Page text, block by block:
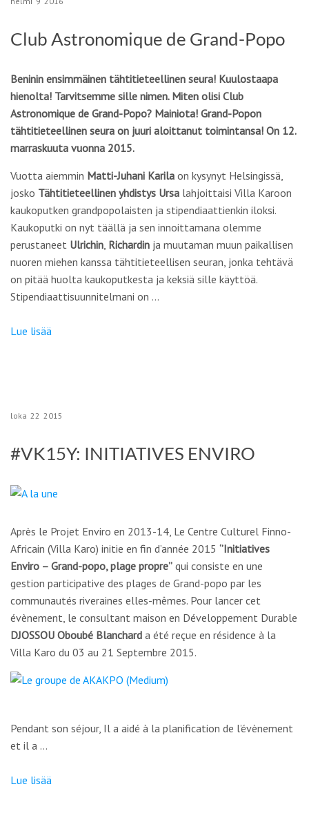
Club Astronomique de Grand-Popo
Beninin ensimmäinen tähtitieteellinen seura! Kuulostaapa
hienolta! Tarvitsemme sille nimen. Miten olisi Club
Astronomique de Grand-Popo? Mainiota! Grand-Popon
tähtitieteellinen seura on juuri aloittanut toimintansa! On 12.
marraskuuta vuonna 2015.
Vuotta aiemmin Matti-Juhani Karila on kysynyt Helsingissä,
josko Tähtitieteellinen yhdistys Ursa lahjoittaisi Villa Karoon
kaukoputken grandpopolaisten ja stipendiaattienkin iloksi.
Kaukoputki on nyt täällä ja sen innoittamana olemme
perustaneet Ulrichin, Richardin ja muutaman muun paikallisen
nuoren miehen kanssa tähtitieteellisen seuran, jonka tehtävä
on pitää huolta kaukoputkesta ja keksiä sille käyttöä.
Stipendiaattisuunnitelmani on …
Lue lisää
loka 22 2015
#VK15Y: INITIATIVES ENVIRO
Après le Projet Enviro en 2013-14, Le Centre Culturel Finno-
Africain (Villa Karo) initie en fin d’année 2015 ‘’Initiatives
Enviro – Grand-popo, plage propre’’ qui consiste en une
gestion participative des plages de Grand-popo par les
communautés riveraines elles-mêmes. Pour lancer cet
évènement, le consultant maison en Développement Durable
DJOSSOU Oboubé Blanchard a été reçue en résidence à la
Villa Karo du 03 au 21 Septembre 2015.
Pendant son séjour, Il a aidé à la planification de l’évènement
et il a …
Lue lisää